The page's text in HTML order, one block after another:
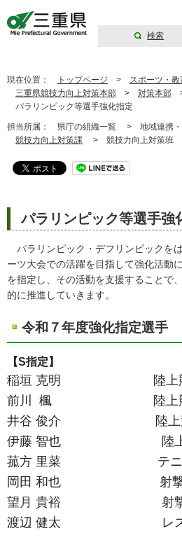
検索
現在位置： トップページ > スポーツ・
三重県競技力向上対策本部 > 対策本部
パラリンピック等選手強化指定
担当所属： 県庁の組織一覧 > 地域連携
競技力向上対策課 > 競技力向上対策班
パラリンピック等選手強
パラリンピック・デフリンピックを
ーツ大会での活躍を目指して強化活動
を指定し、その活動を支援することで
的に推進していきます。
令和７年度強化指定選手
【S指定】
稲垣 克明 陸上
前川 楓 陸上競
井谷 俊介 陸上
伊藤 智也 陸上
菰方 里菜 テニ
岡田 和也 射
望月 貴裕 射
渡辺 健太 レス